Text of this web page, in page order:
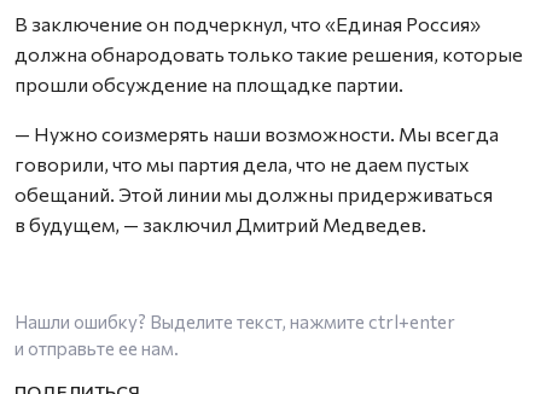
В заключение он подчеркнул, что «Единая Россия»
должна обнародовать только такие решения, которые
прошли обсуждение на площадке партии.
— Нужно соизмерять наши возможности. Мы всегда
говорили, что мы партия дела, что не даем пустых
обещаний. Этой линии мы должны придерживаться
в будущем, — заключил Дмитрий Медведев.
Нашли ошибку? Выделите текст, нажмите ctrl+enter
и отправьте ее нам.